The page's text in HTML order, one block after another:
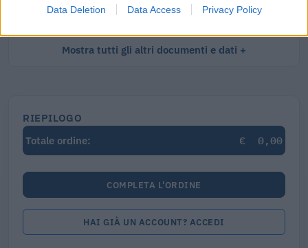
Data Deletion Data Access Privacy Policy
Mostra tutti gli altri documenti e dati
RIEPILOGO
Totale ordine:
€ 0,00
COMPLETA L'ORDINE
HAI GIÀ UN ACCOUNT? ACCEDI